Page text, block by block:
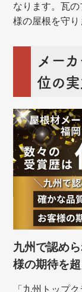
なります。瓦
様の屋根を守り
メー
位の
九州で認め
様の期待を超
「九州トップ